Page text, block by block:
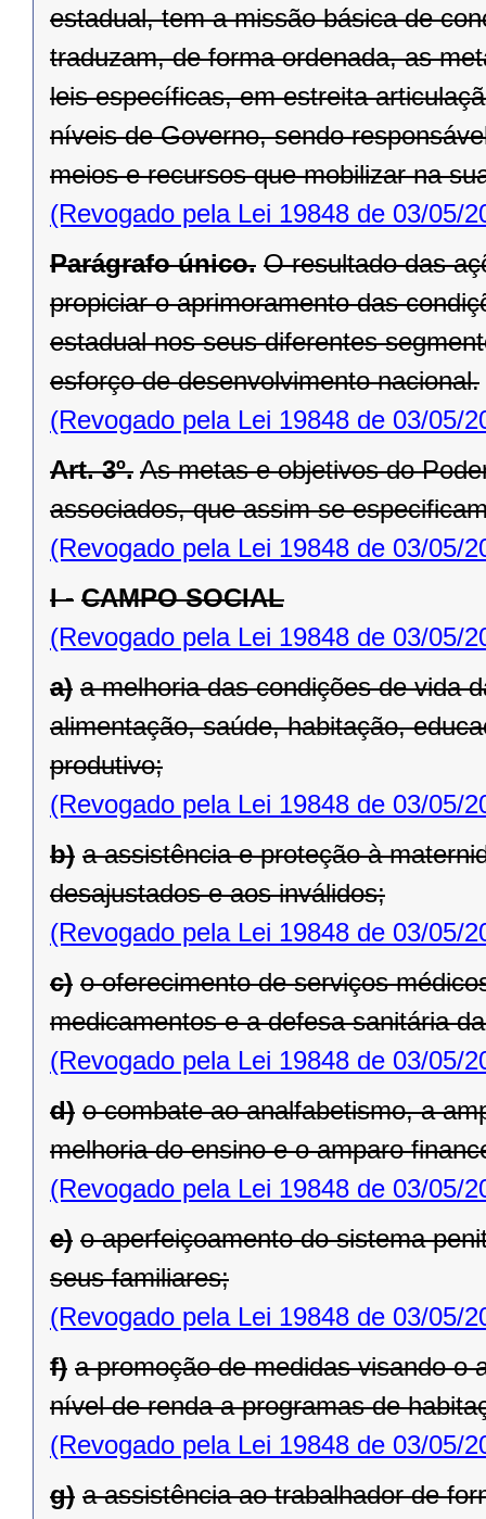
estadual, tem a missão básica de
traduzam, de forma ordenada, as
leis específicas, em estreita
níveis de Governo, sendo
meios e recur­sos que mobilizar na
(Revogado pela Lei 19848 de 03/05/
Parágrafo único. O resultado das
propiciar o aprimoramento das
estadual nos seus diferentes
esforço de desenvolvimento nacional.
(Revogado pela Lei 19848 de 03/05/
Art. 3º. As metas e objetivos do
associados, que assim se
(Revogado pela Lei 19848 de 03/05/
I - CAMPO SOCIAL
(Revogado pela Lei 19848 de 03/05/
a) a melhoria das condições de vida
alimentação, saúde, habitação,
produ­tivo;
(Revogado pela Lei 19848 de 03/05/
b) a assistência e proteção à
desajustados e aos inválidos;
(Revogado pela Lei 19848 de 03/05/
c) o oferecimento de serviços
medicamentos e a defesa sanitária
(Revogado pela Lei 19848 de 03/05/
d) o combate ao analfabetismo, a
melhoria do ensino e o amparo
(Revogado pela Lei 19848 de 03/05/
e) o aperfeiçoamento do sistema
seus familiares;
(Revogado pela Lei 19848 de 03/05/
f) a promoção de medidas visando o
nível de renda a programas de
(Revogado pela Lei 19848 de 03/05/
g) a assistência ao trabalhador de